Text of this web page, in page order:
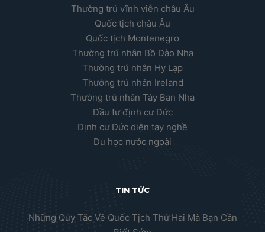
Thường trú vĩnh viễn châu Âu
Quốc tịch châu Âu
Quốc tịch Montenegro
Thường trú nhân Bồ Đào Nha
Thường trú nhân Hy Lạp
Thường trú nhân Ireland
Thường trú nhân Tây Ban Nha
Đầu tư định cư Đức
Định cư Đức diện tay nghề
Du học nước ngoài
TIN TỨC
Những Quy Tắc Về Quốc Tịch Thứ Hai Mà Bạn Cần